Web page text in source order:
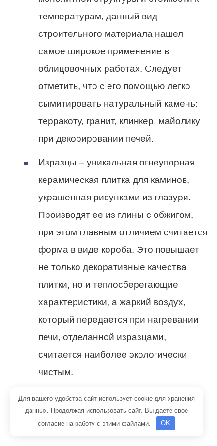
температурам, данный вид
строительного материала нашел
самое широкое применение в
облицовочных работах. Следует
отметить, что с его помощью легко
сымитировать натуральный камень:
терракоту, гранит, клинкер, майолику
при декорировании печей.
Изразцы – уникальная огнеупорная
керамическая плитка для каминов,
украшенная рисунками из глазури.
Производят ее из глины с обжигом,
при этом главным отличием считается
форма в виде короба. Это повышает
не только декоративные качества
плитки, но и теплосберегающие
характеристики, а жаркий воздух,
который передается при нагревании
печи, отделанной изразцами,
считается наиболее экологически
чистым.
Шамотная плитка – достаточно
дорогой материал для облицовки
каминов, поскольку выпускается не
Для вашего удобства сайт использует cookie для хранения
данных. Продолжая использовать сайт, Вы даете свое
согласие на работу с этими файлами.
OK